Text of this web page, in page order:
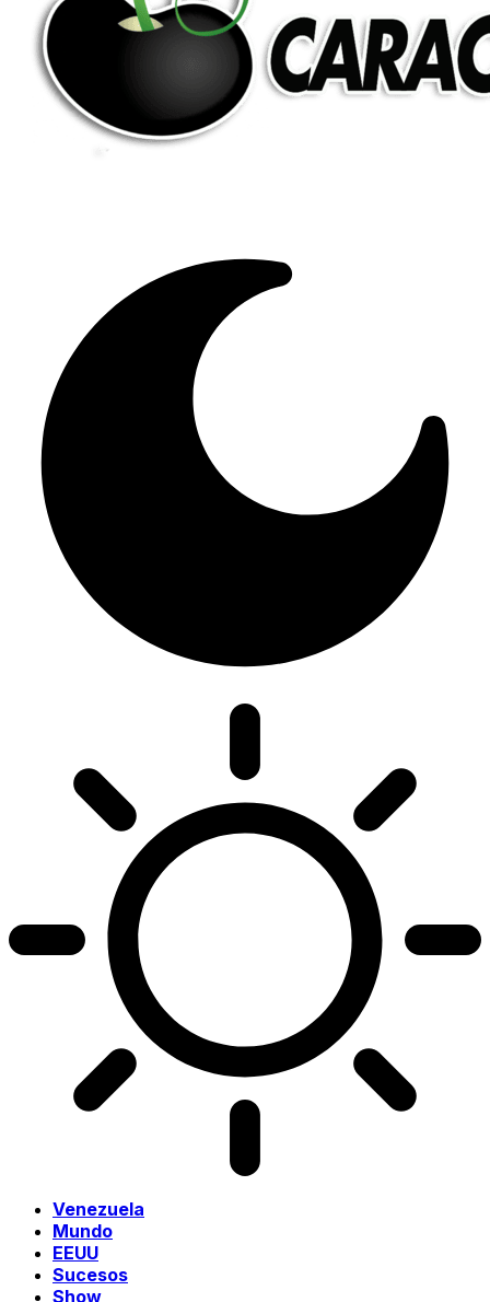
Venezuela
Mundo
EEUU
Sucesos
Show